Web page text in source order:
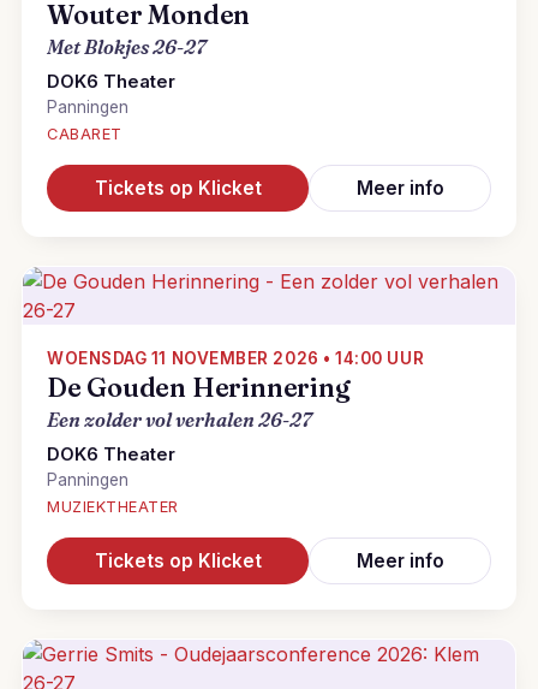
Wouter Monden
Met Blokjes 26-27
DOK6 Theater
Panningen
CABARET
Tickets op Klicket Meer info
WOENSDAG 11 NOVEMBER 2026 • 14:00 UUR
De Gouden Herinnering
Een zolder vol verhalen 26-27
DOK6 Theater
Panningen
MUZIEKTHEATER
Tickets op Klicket Meer info